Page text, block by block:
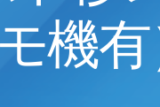
機有